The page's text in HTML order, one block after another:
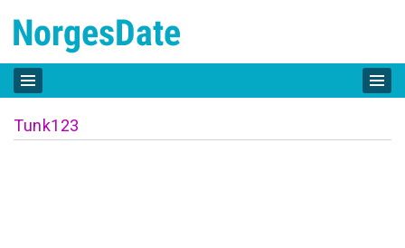
Tunk123